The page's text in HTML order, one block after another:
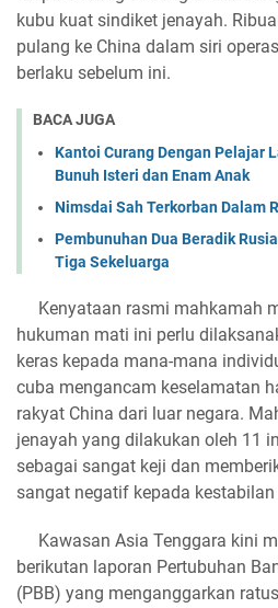
kubu kuat sindiket jenayah.
pulang ke China dalam siri
berlaku sebelum ini.
BACA JUGA
Kantoi Curang Dengan Pelajar
Bunuh Isteri dan Enam Anak
Nimsdai Sah Terkorban Dalam
Pembunuhan Dua Beradik
Tiga Sekeluarga
Kenyataan rasmi mahkamah
hukuman mati ini perlu
keras kepada mana-mana
cuba mengancam keselamatan
rakyat China dari luar negara.
jenayah yang dilakukan oleh 11
sebagai sangat keji dan
sangat negatif kepada
Kawasan Asia Tenggara kini
berikutan laporan Pertubuhan
(PBB) yang menganggarkan